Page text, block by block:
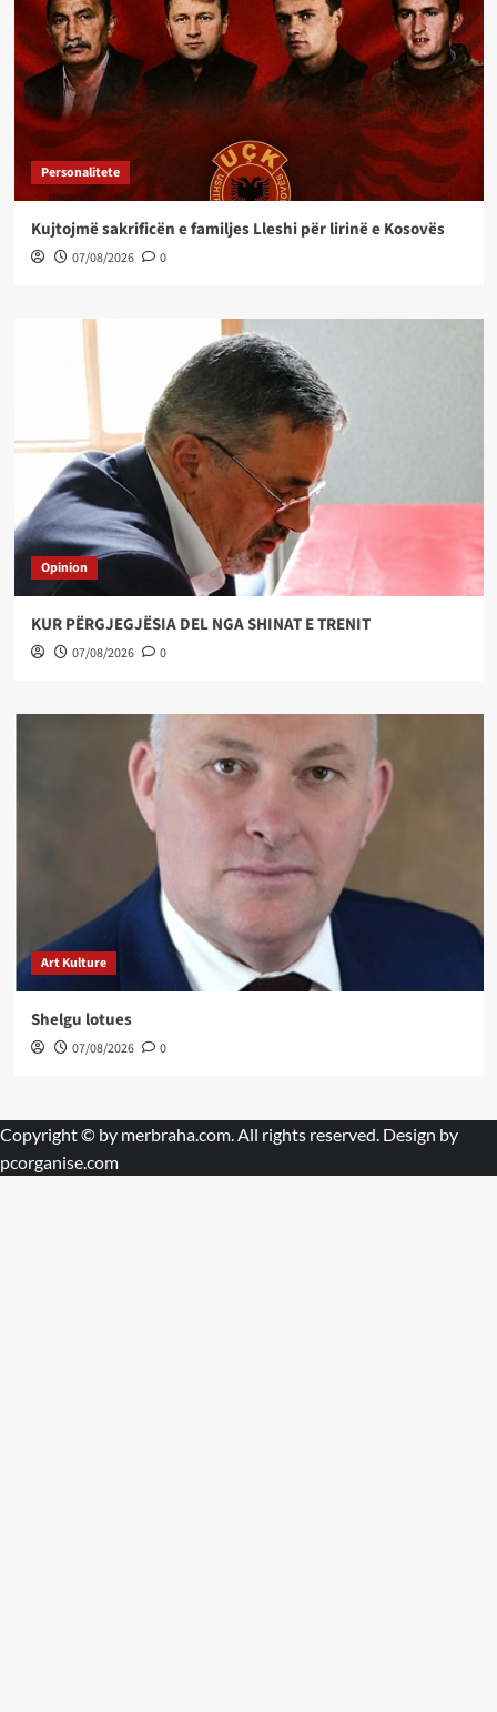
Personalitete
Kujtojmë sakrificën e familjes Lleshi për lirinë e Kosovës
07/08/2026 0
Opinion
KUR PËRGJEGJËSIA DEL NGA SHINAT E TRENIT
07/08/2026 0
Art Kulture
Shelgu lotues
07/08/2026 0
Copyright © by merbraha.com. All rights reserved. Design by
pcorganise.com